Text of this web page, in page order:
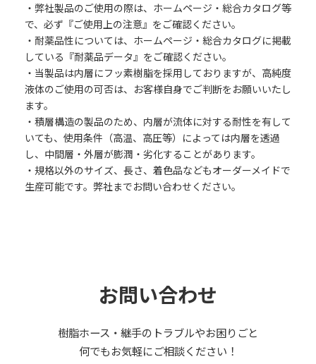
・弊社製品のご使用の際は、ホームページ・総合カタログ等
で、必ず『ご使用上の注意』をご確認ください。
・耐薬品性については、ホームページ・総合カタログに掲載
している『耐薬品データ』をご確認ください。
・当製品は内層にフッ素樹脂を採用しておりますが、高純度
液体のご使用の可否は、お客様自身でご判断をお願いいたし
ます。
・積層構造の製品のため、内層が流体に対する耐性を有して
いても、使用条件（高温、高圧等）によっては内層を透過
し、中間層・外層が膨潤・劣化することがあります。
・規格以外のサイズ、長さ、着色品などもオーダーメイドで
生産可能です。弊社までお問い合わせください。
お問い合わせ
樹脂ホース・継手のトラブルやお困りごと
何でもお気軽にご相談ください！